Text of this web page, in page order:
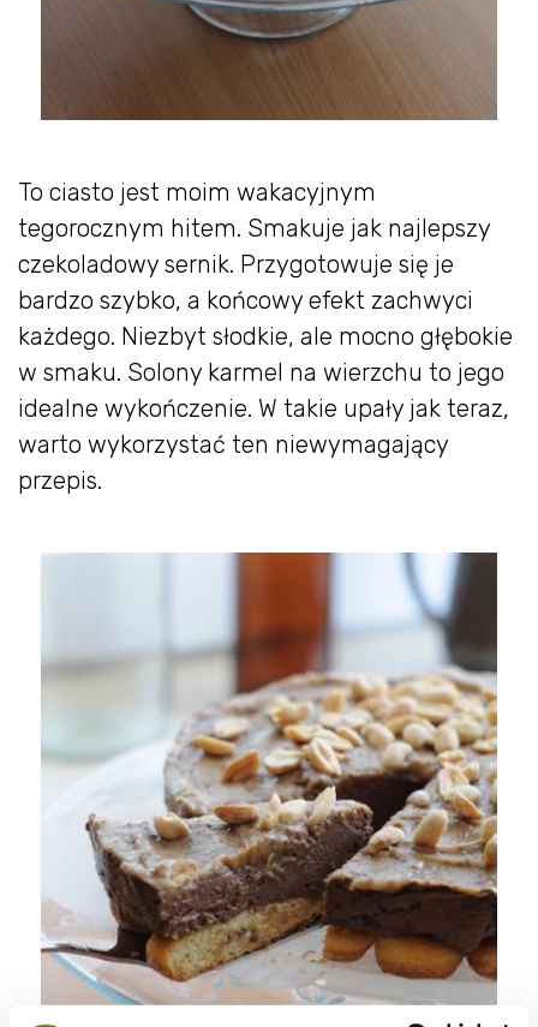
To ciasto jest moim wakacyjnym
tegorocznym hitem. Smakuje jak najlepszy
czekoladowy sernik. Przygotowuje się je
bardzo szybko, a końcowy efekt zachwyci
każdego. Niezbyt słodkie, ale mocno głębokie
w smaku. Solony karmel na wierzchu to jego
idealne wykończenie. W takie upały jak teraz,
warto wykorzystać ten niewymagający
przepis.